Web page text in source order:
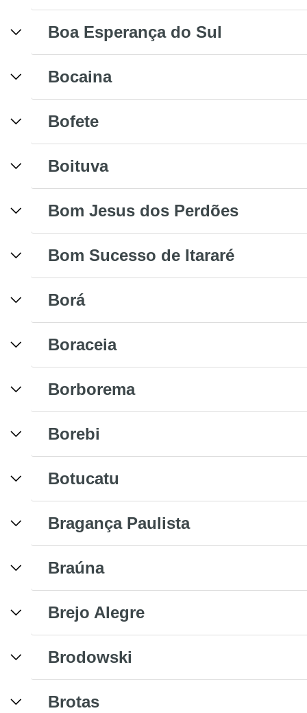
Boa Esperança do Sul
Bocaina
Bofete
Boituva
Bom Jesus dos Perdões
Bom Sucesso de Itararé
Borá
Boraceia
Borborema
Borebi
Botucatu
Bragança Paulista
Braúna
Brejo Alegre
Brodowski
Brotas